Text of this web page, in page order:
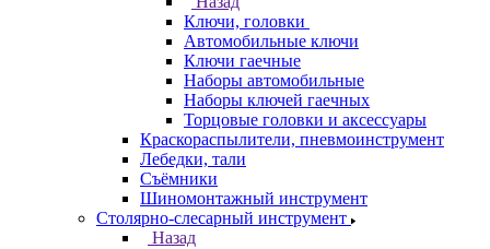
Ключи, головки
Автомобильные ключи
Ключи гаечные
Наборы автомобильные
Наборы ключей гаечных
Торцовые головки и аксессуары
Краскораспылители, пневмоинструмент
Лебедки, тали
Съёмники
Шиномонтажный инструмент
Столярно-слесарный инструмент
Назад